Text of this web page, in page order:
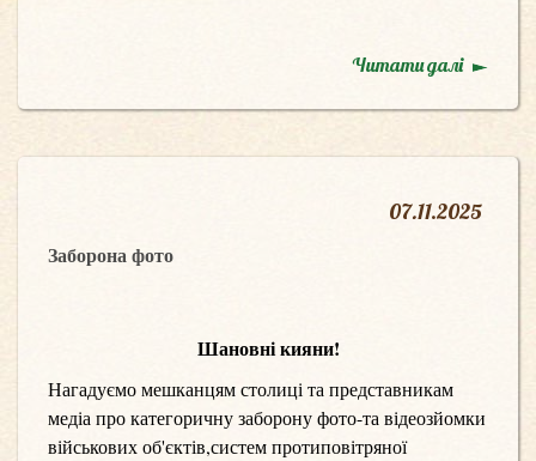
Читати далі
07.11.2025
Заборона фото
Шановні кияни!
Нагадуємо мешканцям столиці та представникам
медіа про категоричну заборону фото-та відеозйомки
військових об'єктів,систем протиповітряної